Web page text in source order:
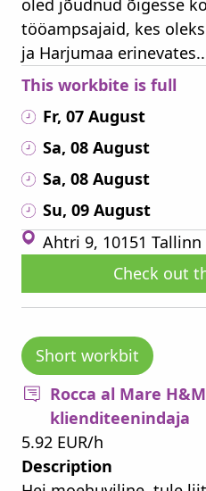
oled jõudnud õigesse
tööampsajaid, kes
ja Harjumaa
This workbite is full
Fr, 07 August
Sa, 08 August
Sa, 08 August
Su, 09 August
Ahtri 9, 10151 Tallinn
Check out
Short workbit
Rocca al Mare
klienditeenindaja
5.92 EUR/h
Description